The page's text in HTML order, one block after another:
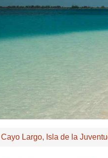
Cayo Largo, Isla de la